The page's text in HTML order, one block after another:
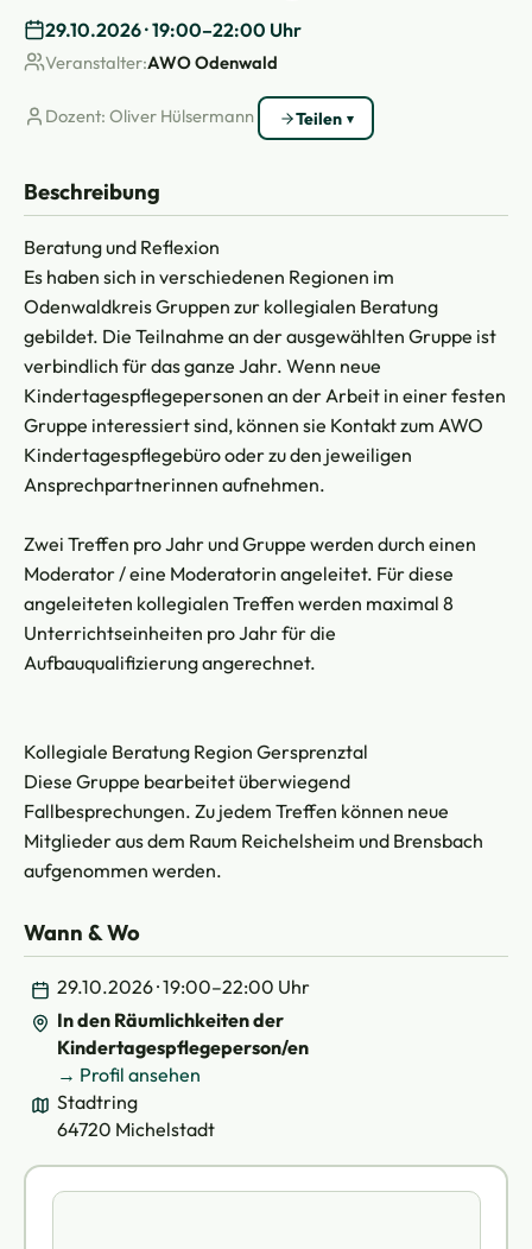
29.10.2026 · 19:00–22:00 Uhr
Veranstalter:AWO Odenwald
Dozent: Oliver Hülsermann Teilen
Beschreibung
Beratung und Reflexion
Es haben sich in verschiedenen Regionen im
Odenwaldkreis Gruppen zur kollegialen Beratung
gebildet. Die Teilnahme an der ausgewählten Gruppe ist
verbindlich für das ganze Jahr. Wenn neue
Kindertagespflegepersonen an der Arbeit in einer festen
Gruppe interessiert sind, können sie Kontakt zum AWO
Kindertagespflegebüro oder zu den jeweiligen
Ansprechpartnerinnen aufnehmen.
Zwei Treffen pro Jahr und Gruppe werden durch einen
Moderator / eine Moderatorin angeleitet. Für diese
angeleiteten kollegialen Treffen werden maximal 8
Unterrichtseinheiten pro Jahr für die
Aufbauqualifizierung angerechnet.
Kollegiale Beratung Region Gersprenztal
Diese Gruppe bearbeitet überwiegend
Fallbesprechungen. Zu jedem Treffen können neue
Mitglieder aus dem Raum Reichelsheim und Brensbach
aufgenommen werden.
Wann & Wo
29.10.2026 · 19:00–22:00 Uhr
In den Räumlichkeiten der
Kindertagespflegeperson/en
→ Profil ansehen
Stadtring
64720 Michelstadt